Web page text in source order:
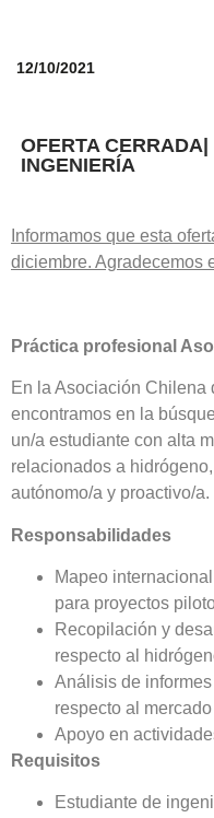
12/10/2021
OFERTA
INGENIERÍA
Informamos que esta
diciembre. Agradecemos
Práctica profesional
En la Asociación
encontramos en la
un/a estudiante con alta
relacionados a
autónomo/a y proactivo/a.
Responsabilidades
Mapeo
para proyectos
Recopilación y
respecto al
Análisis de
respecto al
Apoyo en
Requisitos
Estudiante de